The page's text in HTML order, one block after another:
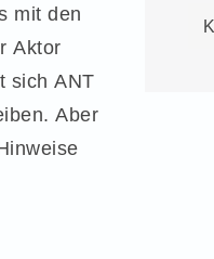
mit den
Aktor
sich ANT
Aber